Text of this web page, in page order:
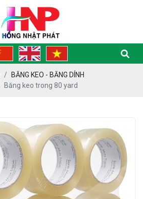
BĂNG KEO - BĂNG DÍNH
Băng keo trong 80 yard